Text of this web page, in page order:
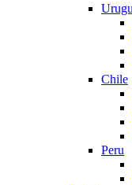
Chile
Peru